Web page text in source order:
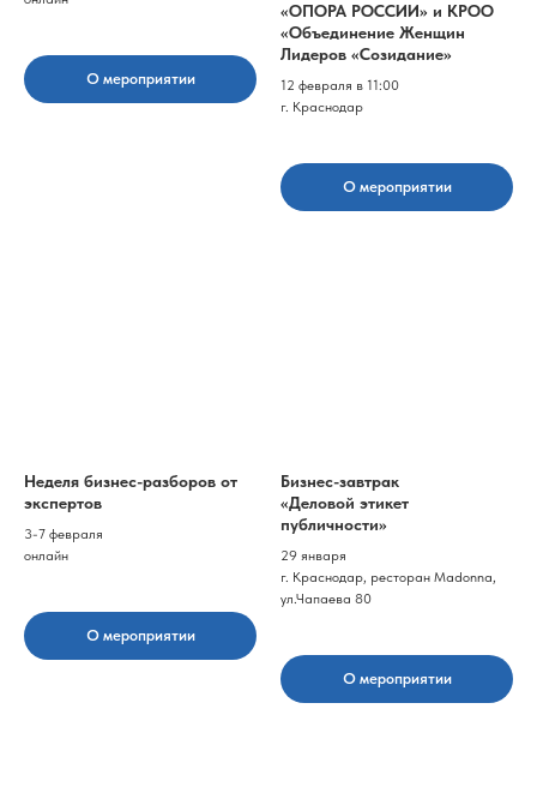
О мероприятии
«ОПОРА РОССИИ» и КРОО
«Объединение Женщин
Лидеров «Созидание»
12 февраля в 11:00
г. Краснодар
О мероприятии
Неделя бизнес-разборов от
экспертов
3-7 февраля
онлайн
О мероприятии
Бизнес-завтрак
«Деловой этикет
публичности»
29 января
г. Краснодар, ресторан Madonna,
ул.Чапаева 80
О мероприятии